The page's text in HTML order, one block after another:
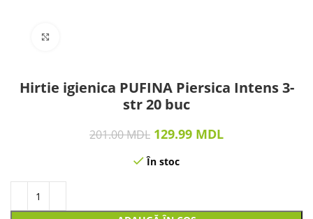
Hirtie igienica PUFINA Piersica Intens 3-
str 20 buc
201.00MDL 129.99 MDL
În stoc